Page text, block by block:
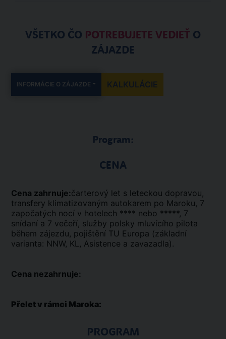
VŠETKO ČO POTREBUJETE VEDIEŤ O
ZÁJAZDE
INFORMÁCIE O ZÁJAZDE KALKULÁCIE
Program:
CENA
Cena zahrnuje:čarterový let s leteckou dopravou,
transfery klimatizovaným autokarem po Maroku, 7
započatých nocí v hotelech **** nebo *****, 7
snídaní a 7 večeří, služby polsky mluvícího pilota
během zájezdu, pojištění TU Europa (základní
varianta: NNW, KL, Asistence a zavazadla).
Cena nezahrnuje:
Přelet v rámci Maroka:
PROGRAM